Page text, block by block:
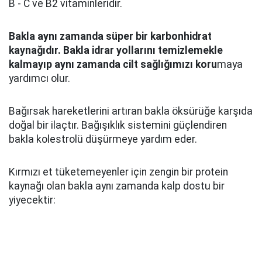
B - C ve B2 vitaminleridir.
Bakla aynı zamanda süper bir karbonhidrat
kaynağıdır. Bakla idrar yollarını temizlemekle
kalmayıp aynı zamanda cilt sağlığımızı korumaya
yardımcı olur.
Bağırsak hareketlerini artıran bakla öksürüğe karşıda
doğal bir ilaçtır. Bağışıklık sistemini güçlendiren
bakla kolestrolü düşürmeye yardım eder.
Kırmızı et tüketemeyenler için zengin bir protein
kaynağı olan bakla aynı zamanda kalp dostu bir
yiyecektir: